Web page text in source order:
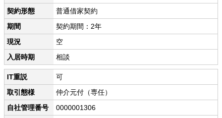
契約形態
普通借家契約
期間
契約期間：2年
現況
空
入居時期
相談
IT重説
可
取引態様
仲介元付（専任）
自社管理番号
0000001306